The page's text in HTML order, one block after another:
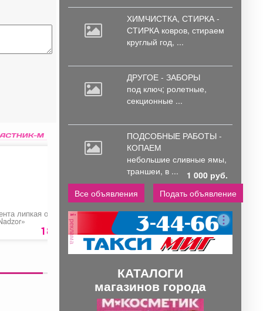
липкая от мух
18 руб.
Море ролл
359 руб.
Подарочный
сертификат
ХИМЧИСТКА, СТИРКА -
СТИРКА ковров, стираем
круглый год, ...
ДРУГОЕ - ЗАБОРЫ
под ключ; ролетные,
секционные ...
ПОДСОБНЫЕ РАБОТЫ -
КОПАЕМ
небольшие сливные ямы,
траншеи, в ...
1 000 руб.
Все объявления
Подать объявление
реклама
КАТАЛОГИ
магазинов города